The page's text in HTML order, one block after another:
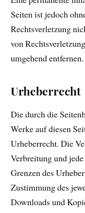
Seiten ist jedoch
Rechtsverletzung
von
umgehend entfernen.
Urheberrecht
Die durch die
Werke auf diesen
Urheberrecht. Die
Verbreitung und
Grenzen des
Zustimmung des
Downloads und